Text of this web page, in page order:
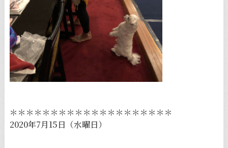
＊＊＊＊＊＊＊＊＊＊＊＊＊＊＊＊＊＊＊＊
2020年7月15日（水曜日）